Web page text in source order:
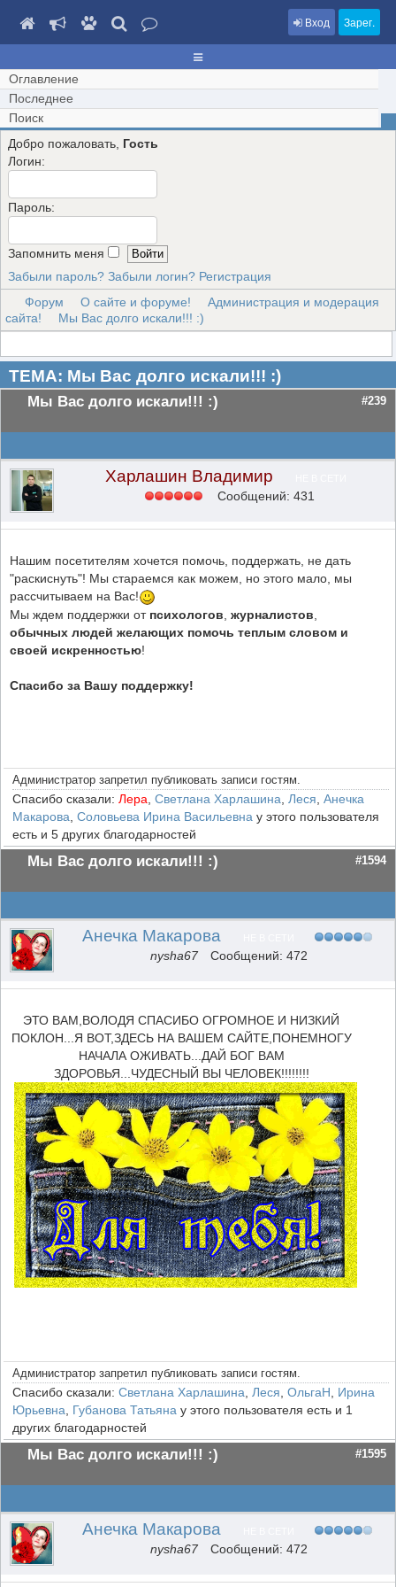
Вход Зарег.
Оглавление
Последнее
Поиск
Добро пожаловать, Гость
Логин:
Пароль:
Запомнить меня
Забыли пароль? Забыли логин? Регистрация
Форум
О сайте и форуме!
Администрация и модерация
сайта!
Мы Вас долго искали!!! :)
ТЕМА: Мы Вас долго искали!!! :)
Мы Вас долго искали!!! :) #239
Харлашин Владимир
Сообщений: 431
Нашим посетителям хочется помочь, поддержать, не дать
"раскиснуть"! Мы стараемся как можем, но этого мало, мы
рассчитываем на Вас!
Мы ждем поддержки от психологов журналистов
обычных людей желающих помочь теплым словом и
своей искренностью!
Спасибо за Вашу поддержку!
Администратор запретил публиковать записи гостям.
Спасибо сказали: Лера Светлана Харлашина Леся Анечка
Макарова Соловьева Ирина Васильевна у этого пользователя
есть и 5 других благодарностей
Мы Вас долго искали!!! :) #1594
Анечка Макарова
nysha67 Сообщений: 472
ЭТО ВАМ,ВОЛОДЯ СПАСИБО ОГРОМНОЕ И НИЗКИЙ
ПОКЛОН...Я ВОТ,ЗДЕСЬ НА ВАШЕМ САЙТЕ,ПОНЕМНОГУ
НАЧАЛА ОЖИВАТЬ...ДАЙ БОГ ВАМ
ЗДОРОВЬЯ...ЧУДЕСНЫЙ ВЫ ЧЕЛОВЕК!!!!!!!!
Администратор запретил публиковать записи гостям.
Спасибо сказали: Светлана Харлашина Леся ОльгаН
Ирина
Юрьевна
Губанова Татьяна у этого пользователя есть и 1
других благодарностей
Мы Вас долго искали!!! :) #1595
Анечка Макарова
nysha67 Сообщений: 472